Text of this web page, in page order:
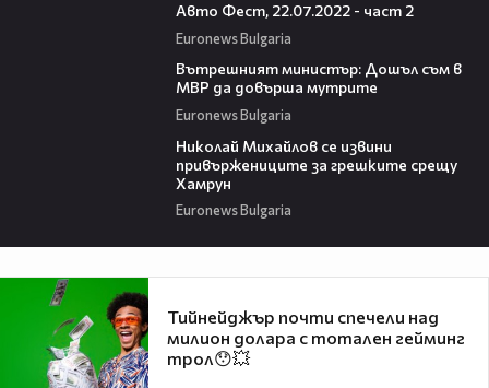
Авто Фест, 22.07.2022 - част 2
Euronews Bulgaria
Вътрешният министър: Дошъл съм в
МВР да довърша мутрите
Euronews Bulgaria
Николай Михайлов се извини
привържениците за грешките срещу
Хамрун
Euronews Bulgaria
Тийнейджър почти спечели над
милион долара с тотален гейминг
трол😯💥